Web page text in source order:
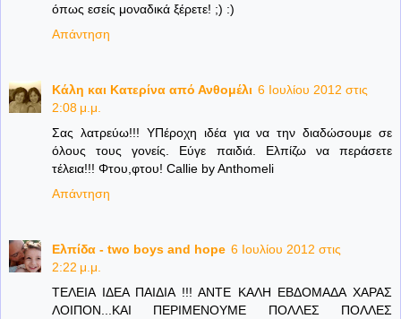
όπως εσείς μοναδικά ξέρετε! ;) :)
Απάντηση
Κάλη και Κατερίνα από Ανθομέλι 6 Ιουλίου 2012 στις
2:08 μ.μ.
Σας λατρεύω!!! ΥΠέροχη ιδέα για να την διαδώσουμε σε
όλους τους γονείς. Εύγε παιδιά. Ελπίζω να περάσετε
τέλεια!!! Φτου,φτου! Callie by Anthomeli
Απάντηση
Ελπίδα - two boys and hope 6 Ιουλίου 2012 στις
2:22 μ.μ.
ΤΕΛΕΙΑ ΙΔΕΑ ΠΑΙΔΙΑ !!! ΑΝΤΕ ΚΑΛΗ ΕΒΔΟΜΑΔΑ ΧΑΡΑΣ
ΛΟΙΠΟΝ...ΚΑΙ ΠΕΡΙΜΕΝΟΥΜΕ ΠΟΛΛΕΣ ΠΟΛΛΕΣ